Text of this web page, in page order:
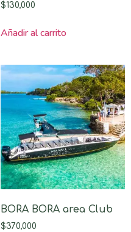
$130,000
Añadir al carrito
BORA BORA area Club
$370,000